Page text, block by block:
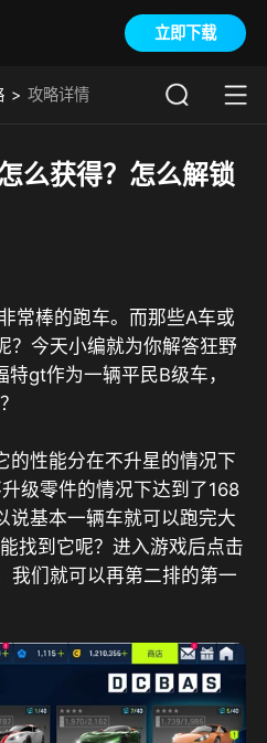
立即下载
攻略详情
么获得？怎么解锁
常棒的跑车。而那些A车或
？今天小编就为你解答狂野
gt作为一辆平民B级车，
的性能分在不升星的情况下
级零件的情况下达到了168
说基本一辆车就可以跑完大
找到它呢？进入游戏后点击
我们就可以再第二排的第一